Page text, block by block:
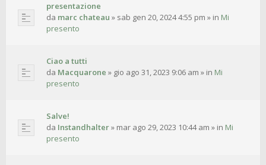
presentazione
da marc chateau » sab gen 20, 2024 4:55 pm » in Mi
presento
Ciao a tutti
da Macquarone » gio ago 31, 2023 9:06 am » in Mi
presento
Salve!
da Instandhalter» mar ago 29, 2023 10:44 am » in Mi
presento